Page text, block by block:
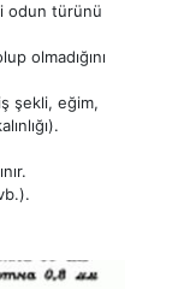
odun türünü
olmadığını
şekli, eğim,